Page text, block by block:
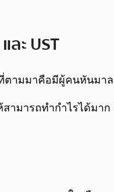
ะ UST
ตามมาคือมีผู้คนหันมา
ามารถทำกำไรได้มา